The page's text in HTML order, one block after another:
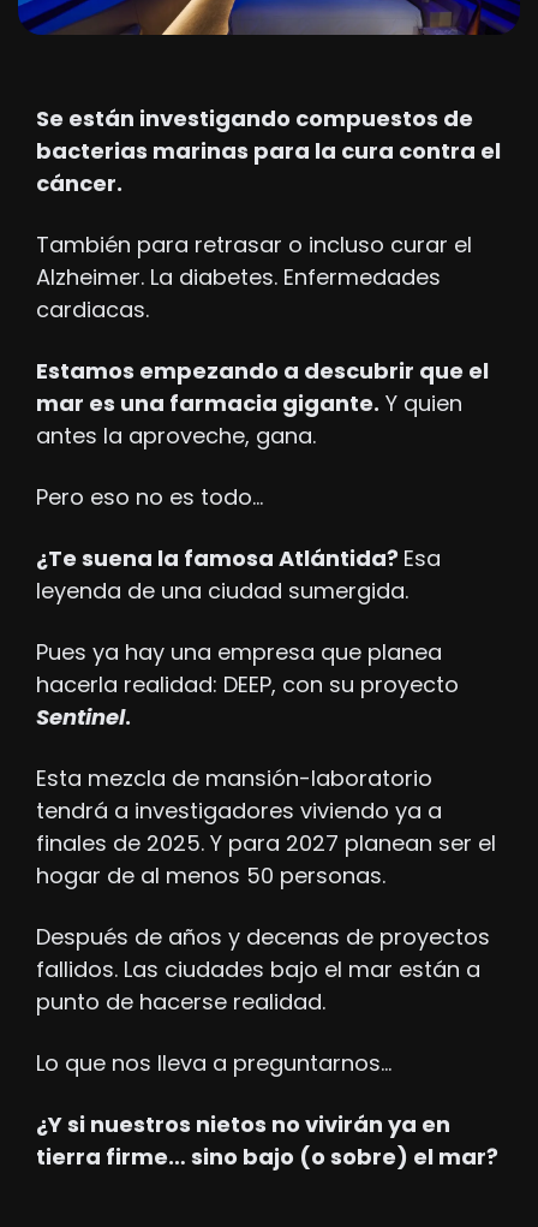
Se están investigando compuestos de
bacterias marinas para la cura contra el
cáncer.
También para retrasar o incluso curar el
Alzheimer. La diabetes. Enfermedades
cardiacas.
Estamos empezando a descubrir que el
mar es una farmacia gigante. Y quien
antes la aproveche, gana.
Pero eso no es todo…
¿Te suena la famosa Atlántida? Esa
leyenda de una ciudad sumergida.
Pues ya hay una empresa que planea
Sentinel.
Esta mezcla de mansión-laboratorio
tendrá a investigadores viviendo ya a
finales de 2025. Y para 2027 planean ser el
hogar de al menos 50 personas.
Después de años y decenas de proyectos
fallidos. Las ciudades bajo el mar están a
punto de hacerse realidad.
Lo que nos lleva a preguntarnos…
¿Y si nuestros nietos no vivirán ya en
tierra firme… sino bajo (o sobre) el mar?